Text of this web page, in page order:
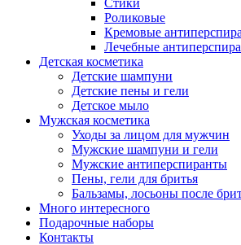
Роликовые
Кремовые
Лечебные
Детская косметика
Детские шампуни
Детские пены и гели
Детское мыло
Мужская косметика
Уходы за лицом для мужчин
Мужские шампуни и гели
Мужские антиперспиранты
Пены, гели для бритья
Бальзамы, лосьоны после
Много интересного
Подарочные наборы
Контакты